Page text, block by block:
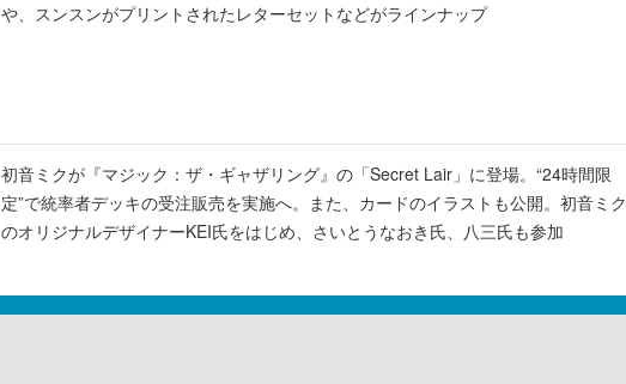
や、スンスンがプリントされたレターセットなどがラインナップ
初音ミクが『マジック：ザ・ギャザリング』の「Secret Lair」に登場。“24時間限
定”で統率者デッキの受注販売を実施へ。また、カードのイラストも公開。初音ミク
のオリジナルデザイナーKEI氏をはじめ、さいとうなおき氏、八三氏も参加